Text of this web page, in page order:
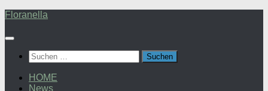
Zum
springen
Floranella
Suchen
nach:
HOME
News